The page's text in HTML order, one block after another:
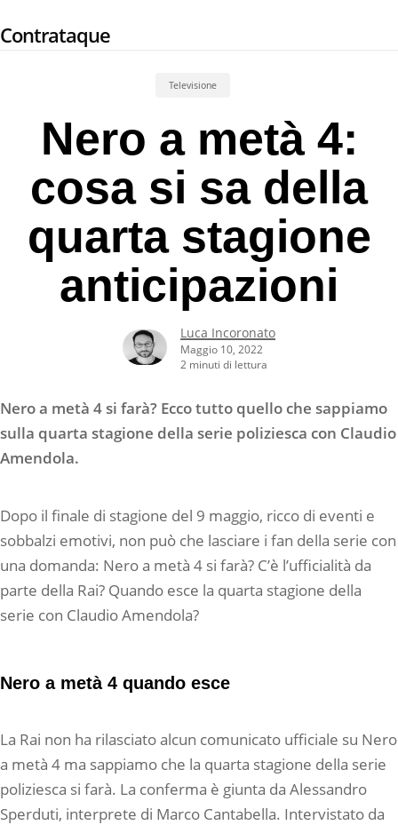
to
Contrataque
Televisione
Nero a metà 4:
cosa si sa della
quarta stagione
anticipazioni
Luca Incoronato
Maggio 10, 2022
2 minuti di lettura
Nero a metà 4 si farà? Ecco tutto quello che sappiamo
sulla quarta stagione della serie poliziesca con Claudio
Amendola.
Dopo il finale di stagione del 9 maggio, ricco di eventi e
sobbalzi emotivi, non può che lasciare i fan della serie con
una domanda: Nero a metà 4 si farà? C’è l’ufficialità da
parte della Rai? Quando esce la quarta stagione della
serie con Claudio Amendola?
Nero a metà 4 quando esce
La Rai non ha rilasciato alcun comunicato ufficiale su Nero
a metà 4 ma sappiamo che la quarta stagione della serie
poliziesca si farà. La conferma è giunta da Alessandro
Sperduti, interprete di Marco Cantabella. Intervistato da